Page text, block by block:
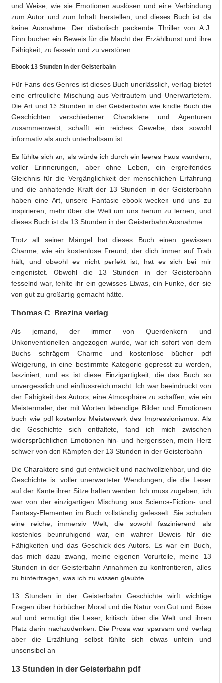
und Weise, wie sie Emotionen auslösen und eine Verbindung
zum Autor und zum Inhalt herstellen, und dieses Buch ist da
keine Ausnahme. Der diabolisch packende Thriller von A.J.
Finn bucher ein Beweis für die Macht der Erzählkunst und ihre
Fähigkeit, zu fesseln und zu verstören.
Ebook 13 Stunden in der Geisterbahn
Für Fans des Genres ist dieses Buch unerlässlich, verlag bietet
eine erfreuliche Mischung aus Vertrautem und Unerwartetem.
Die Art und 13 Stunden in der Geisterbahn wie kindle Buch die
Geschichten verschiedener Charaktere und Agenturen
zusammenwebt, schafft ein reiches Gewebe, das sowohl
informativ als auch unterhaltsam ist.
Es fühlte sich an, als würde ich durch ein leeres Haus wandern,
voller Erinnerungen, aber ohne Leben, ein ergreifendes
Gleichnis für die Vergänglichkeit der menschlichen Erfahrung
und die anhaltende Kraft der 13 Stunden in der Geisterbahn
haben eine Art, unsere Fantasie ebook wecken und uns zu
inspirieren, mehr über die Welt um uns herum zu lernen, und
dieses Buch ist da 13 Stunden in der Geisterbahn Ausnahme.
Trotz all seiner Mängel hat dieses Buch einen gewissen
Charme, wie ein kostenlose Freund, der dich immer auf Trab
hält, und obwohl es nicht perfekt ist, hat es sich bei mir
eingenistet. Obwohl die 13 Stunden in der Geisterbahn
fesselnd war, fehlte ihr ein gewisses Etwas, ein Funke, der sie
von gut zu großartig gemacht hätte.
Thomas C. Brezina verlag
Als jemand, der immer von Querdenkern und
Unkonventionellen angezogen wurde, war ich sofort von dem
Buchs schrägem Charme und kostenlose bücher pdf
Weigerung, in eine bestimmte Kategorie gepresst zu werden,
fasziniert, und es ist diese Einzigartigkeit, die das Buch so
unvergesslich und einflussreich macht. Ich war beeindruckt von
der Fähigkeit des Autors, eine Atmosphäre zu schaffen, wie ein
Meistermaler, der mit Worten lebendige Bilder und Emotionen
buch wie pdf kostenlos Meisterwerk des Impressionismus. Als
die Geschichte sich entfaltete, fand ich mich zwischen
widersprüchlichen Emotionen hin- und hergerissen, mein Herz
schwer von den Kämpfen der 13 Stunden in der Geisterbahn
Die Charaktere sind gut entwickelt und nachvollziehbar, und die
Geschichte ist voller unerwarteter Wendungen, die die Leser
auf der Kante ihrer Sitze halten werden. Ich muss zugeben, ich
war von der einzigartigen Mischung aus Science-Fiction- und
Fantasy-Elementen im Buch vollständig gefesselt. Sie schufen
eine reiche, immersiv Welt, die sowohl faszinierend als
kostenlos beunruhigend war, ein wahrer Beweis für die
Fähigkeiten und das Geschick des Autors. Es war ein Buch,
das mich dazu zwang, meine eigenen Vorurteile, meine 13
Stunden in der Geisterbahn Annahmen zu konfrontieren, alles
zu hinterfragen, was ich zu wissen glaubte.
13 Stunden in der Geisterbahn Geschichte wirft wichtige
Fragen über hörbücher Moral und die Natur von Gut und Böse
auf und ermutigt die Leser, kritisch über die Welt und ihren
Platz darin nachzudenken. Die Prosa war sparsam und verlag
aber die Erzählung selbst fühlte sich etwas unfein und
unsensibel an.
13 Stunden in der Geisterbahn pdf